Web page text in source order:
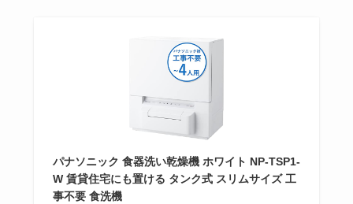
パナソニック 食器洗い乾燥機 ホワイト NP-TSP1-
W 賃貸住宅にも置ける タンク式 スリムサイズ 工
事不要 食洗機